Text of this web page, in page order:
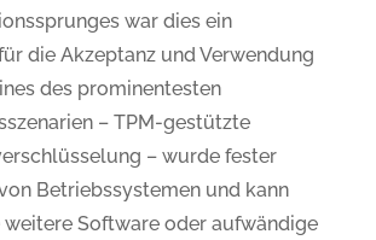
war dies ein
die Akzeptanz und Verwendung
des prominentesten
– TPM-gestützte
– wurde fester
Betriebssystemen und kann
weitere Software oder aufwändige